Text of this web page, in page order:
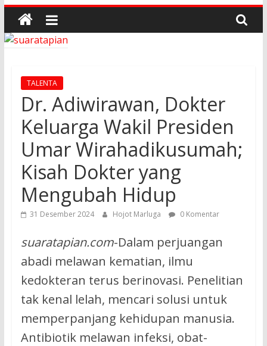
TALENTA
Dr. Adiwirawan, Dokter
Keluarga Wakil Presiden
Umar Wirahadikusumah;
Kisah Dokter yang
Mengubah Hidup
31 Desember 2024 Hojot Marluga 0 Komentar
suaratapian.com-Dalam perjuangan
abadi melawan kematian, ilmu
kedokteran terus berinovasi. Penelitian
tak kenal lelah, mencari solusi untuk
memperpanjang kehidupan manusia.
Antibiotik melawan infeksi, obat-